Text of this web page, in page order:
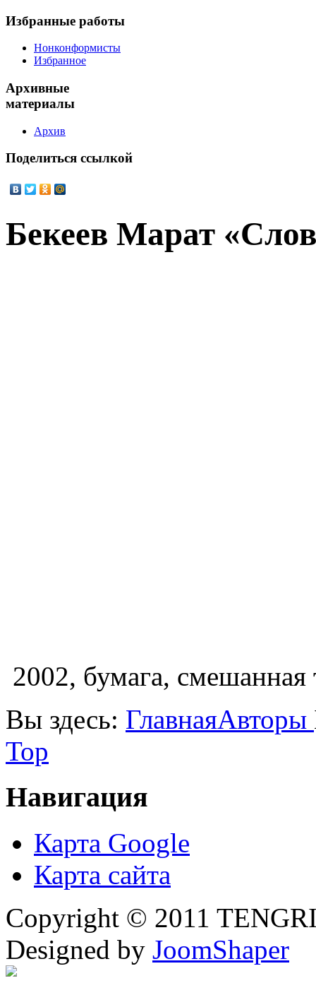
Избранные работы
Нонконформисты
Избранное
Архивные
материалы
Архив
Поделиться ссылкой
Бекеев Марат
2002, бумага,
Вы здесь: ГлавнаяАвторы
Top
Навигация
Карта Google
Карта сайта
Copyright © 2011
Designed by JoomShaper